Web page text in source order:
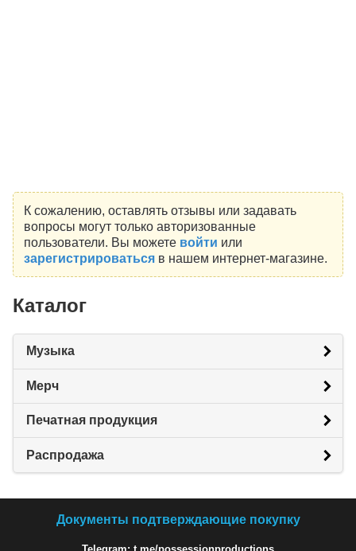
К сожалению, оставлять отзывы или задавать
вопросы могут только авторизованные
пользователи. Вы можете войти или
зарегистрироватьсяв нашем интернет-магазине.
Каталог
Музыка
Мерч
Печатная продукция
Распродажа
Документы подтверждающие покупку